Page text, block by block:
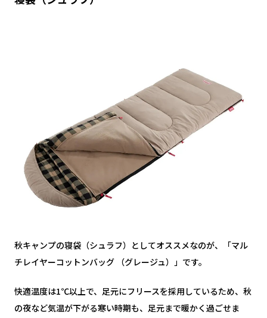
秋キャンプの寝袋（シュラフ）としてオススメなのが、「マル
チレイヤーコットンバッグ （グレージュ）」です。
快適温度は1℃以上で、足元にフリースを採用しているため、秋
の夜など気温が下がる寒い時期も、足元まで暖かく過ごせま